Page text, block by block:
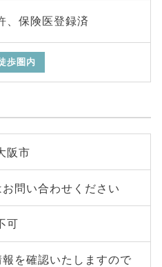
、保険医登録済
歩圏内
阪市
問い合わせください
可
を確認いたしますので